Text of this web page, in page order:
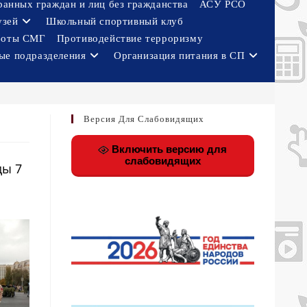
граждан и лиц без гражданства
АСУ РСО
Школьный спортивный клуб
СМГ
Противодействие терроризму
подразделения
Организация питания в СП
7
Версия Для Слабовидящих
Включить версию для
слабовидящих